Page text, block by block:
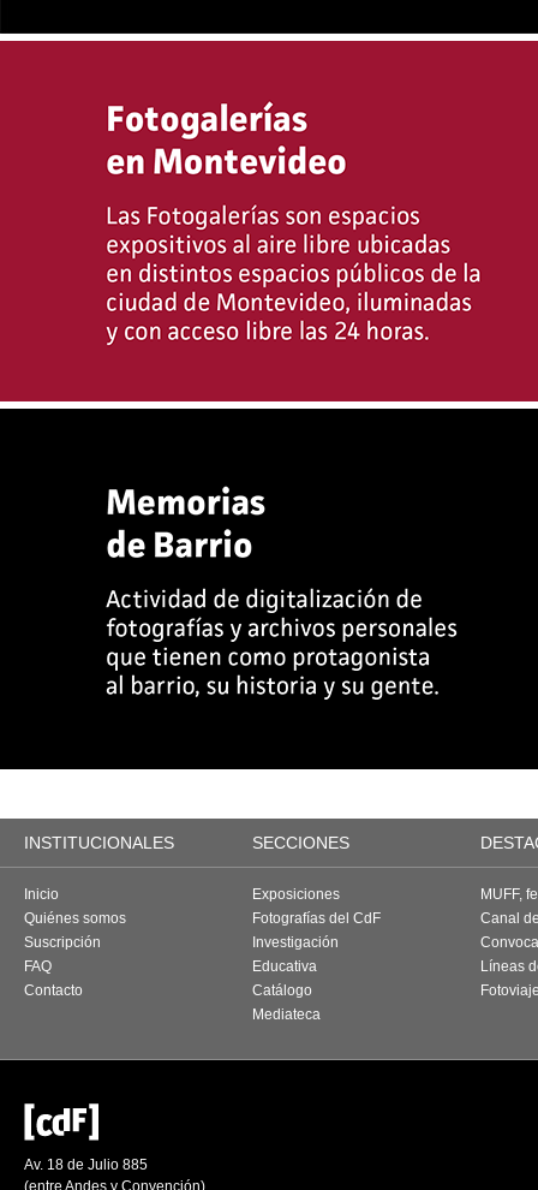
INSTITUCIONALES SECCIONES
Inicio
Quiénes somos
Suscripción
FAQ
Contacto
Exposiciones
Fotografías del CdF
Investigación
Educativa
Catálogo
Mediateca
MUFF,
Canal
Líneas
Av. 18 de Julio 885
(entre Andes y Convención)